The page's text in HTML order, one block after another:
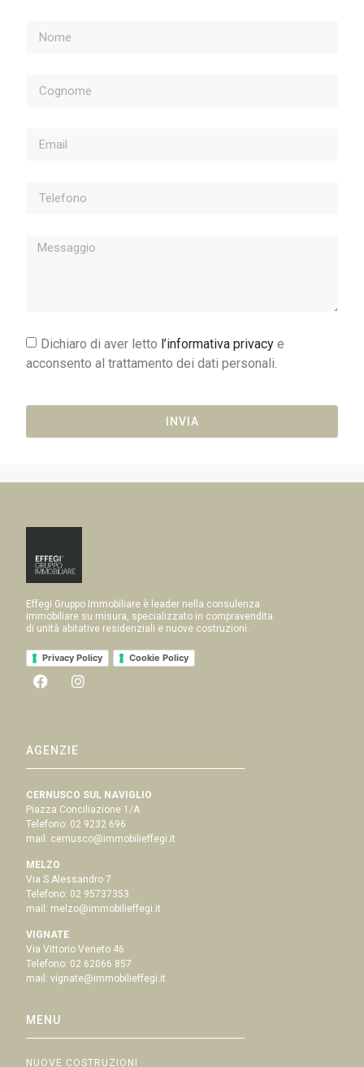
Dichiaro di aver letto l’informativa privacye
acconsento al trattamento dei dati personali.
INVIA
Effegi Gruppo Immobiliare è leader nella consulenza
immobiliare su misura, specializzato in compravendita
di unità abitative residenziali e nuove costruzioni.
Privacy Policy Cookie Policy
AGENZIE
CERNUSCO SUL NAVIGLIO
Piazza Conciliazione 1/A
Telefono: 02 9232 696
mail: cernusco@immobilieffegi.it
MELZO
Via S.Alessandro 7
Telefono: 02 95737353
mail: melzo@immobilieffegi.it
VIGNATE
Via Vittorio Veneto 46
Telefono: 02 62066 857
mail:vignate@immobilieffegi.it
MENU
NUOVE COSTRUZIONI